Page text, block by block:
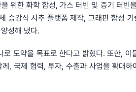
위한 화학 합성, 가스 터빈 및 증기 터빈
승강식 시추 플랫폼 제작, 그래핀 합성
성해 냈다.
도약을 목표로 한다고 밝혔다. 또한, 이
, 국제 협력, 투자, 수출과 사업을 확대